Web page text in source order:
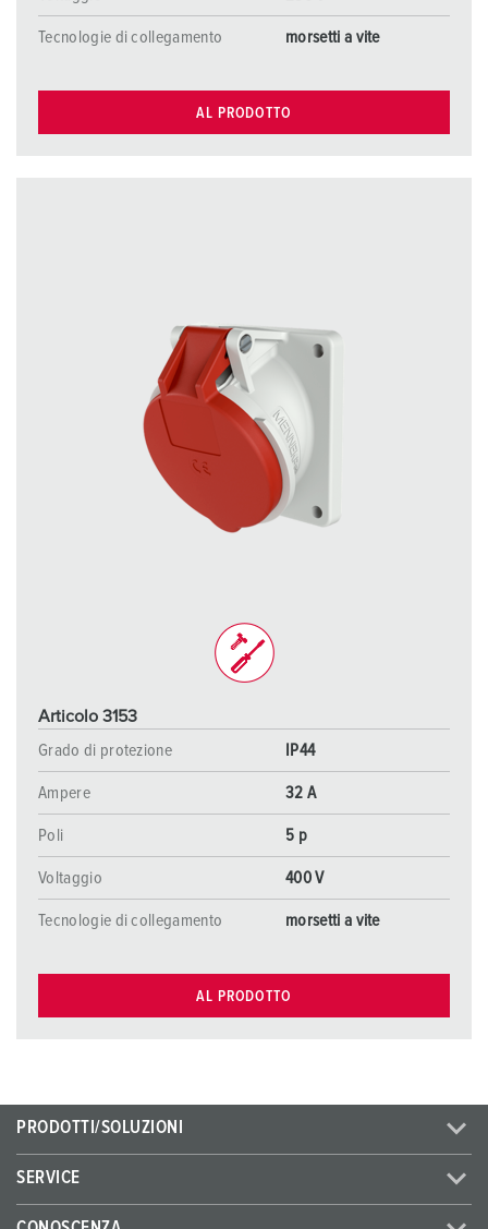
Tecnologie di collegamento morsetti a vite
AL PRODOTTO
Articolo 3153
Grado di protezione
IP44
Ampere 32 A
Poli 5 p
Voltaggio 400 V
Tecnologie di collegamento morsetti a vite
AL PRODOTTO
PRODOTTI/SOLUZIONI
SERVICE